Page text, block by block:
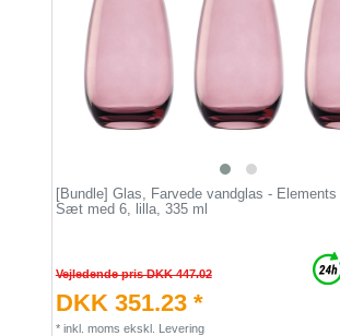
[Bundle] Glas, Farvede vandglas - Elements
Sæt med 6, lilla, 335 ml
Vejledende pris DKK 447.02
DKK 351.23 *
* inkl. moms ekskl. Levering